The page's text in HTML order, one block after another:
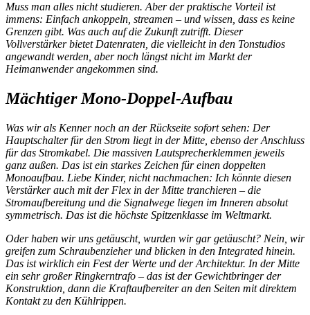
Muss man alles nicht studieren. Aber der praktische Vorteil ist
immens: Einfach ankoppeln, streamen – und wissen, dass es keine
Grenzen gibt. Was auch auf die Zukunft zutrifft. Dieser
Vollverstärker bietet Datenraten, die vielleicht in den Tonstudios
angewandt werden, aber noch längst nicht im Markt der
Heimanwender angekommen sind.
Mächtiger Mono-Doppel-Aufbau
Was wir als Kenner noch an der Rückseite sofort sehen: Der
Hauptschalter für den Strom liegt in der Mitte, ebenso der Anschluss
für das Stromkabel. Die massiven Lautsprecherklemmen jeweils
ganz außen. Das ist ein starkes Zeichen für einen doppelten
Monoaufbau. Liebe Kinder, nicht nachmachen: Ich könnte diesen
Verstärker auch mit der Flex in der Mitte tranchieren – die
Stromaufbereitung und die Signalwege liegen im Inneren absolut
symmetrisch. Das ist die höchste Spitzenklasse im Weltmarkt.
Oder haben wir uns getäuscht, wurden wir gar getäuscht? Nein, wir
greifen zum Schraubenzieher und blicken in den Integrated hinein.
Das ist wirklich ein Fest der Werte und der Architektur. In der Mitte
ein sehr großer Ringkerntrafo – das ist der Gewichtbringer der
Konstruktion, dann die Kraftaufbereiter an den Seiten mit direktem
Kontakt zu den Kühlrippen.